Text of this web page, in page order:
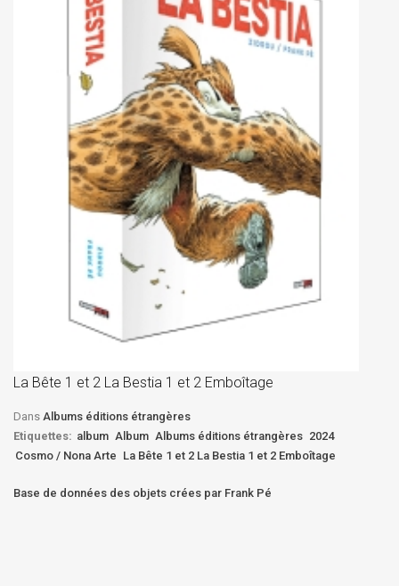
La Bête 1 et 2 La Bestia 1 et 2 Emboîtage
Dans Albums éditions étrangères
Etiquettes: album Album Albums éditions étrangères 2024
Cosmo / Nona Arte La Bête 1 et 2 La Bestia 1 et 2 Emboîtage
Base de données des objets crées par Frank Pé